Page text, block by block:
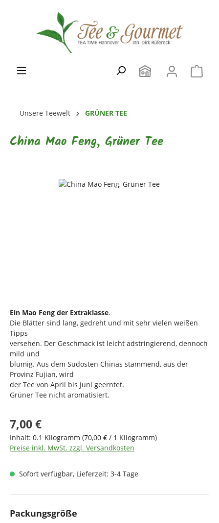
Zum Hauptinhalt springen
Unsere Teewelt GRÜNER TEE
China Mao Feng, Grüner Tee
Bildergalerie überspringen
Ein Mao Feng der Extraklasse.
Die Blätter sind lang, gedreht und mit sehr vielen weißen
Tipps
versehen. Der Geschmack ist leicht adstringierend, dennoch
mild und
blumig. Aus dem Südosten Chinas stammend, aus der
Provinz Fujian, wird
der Tee von April bis Juni geerntet.
Grüner Tee nicht aromatisiert.
Regulärer Preis:
7,00 €
Inhalt: 0.1 Kilogramm (70,00 € / 1 Kilogramm)
Preise inkl. MwSt. zzgl. Versandkosten
Sofort verfügbar, Lieferzeit: 3-4 Tage
Packungsgröße